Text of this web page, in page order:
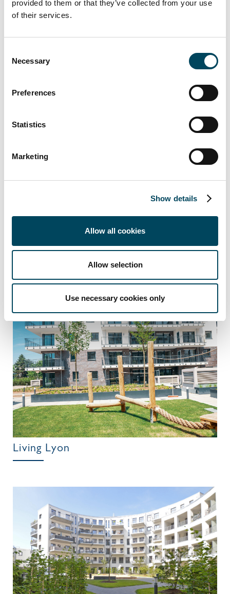
provided to them or that they’ve collected from your use
of their services.
Selection
Necessary
Preferences
Statistics
Marketing
Show details
Allow all cookies
Allow selection
Use necessary cookies only
Living Lyon